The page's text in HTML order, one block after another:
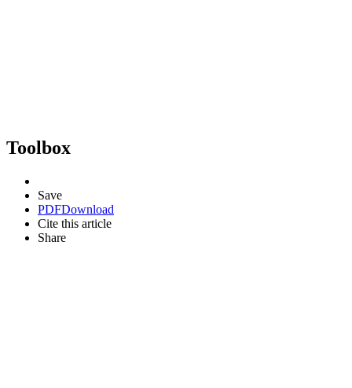
Toolbox
Save
PDFDownload
Cite this article
Share